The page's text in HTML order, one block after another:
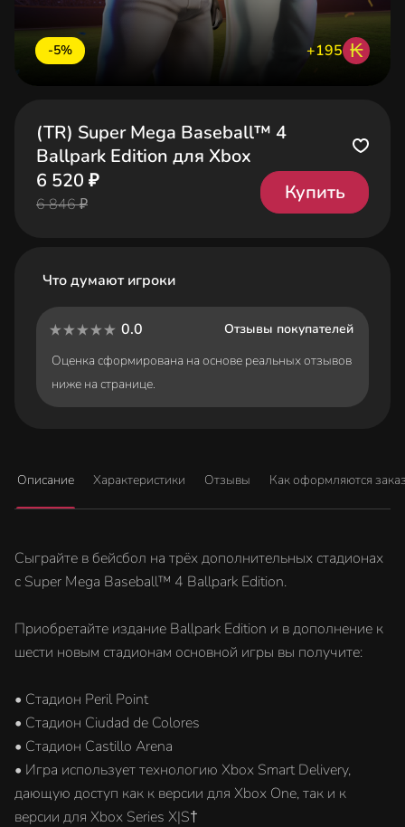
-5% +195 ₭
(TR) Super Mega Baseball™ 4
Ballpark Edition для Xbox
6 520 ₽
6 846 ₽
Купить
Что думают игроки
0.0
Отзывы покупателей
Оценка сформирована на основе реальных отзывов
ниже на странице.
Описание Характеристики Отзывы Как оформляются
Сыграйте в бейсбол на трёх дополнительных стадионах
с Super Mega Baseball™ 4 Ballpark Edition.
Приобретайте издание Ballpark Edition и в дополнение к
шести новым стадионам основной игры вы получите:
• Стадион Peril Point
• Стадион Ciudad de Colores
• Cтадион Сastillo Arena
• Игра использует технологию Xbox Smart Delivery,
дающую доступ как к версии для Xbox One, так и к
версии для Xbox Series X|S†